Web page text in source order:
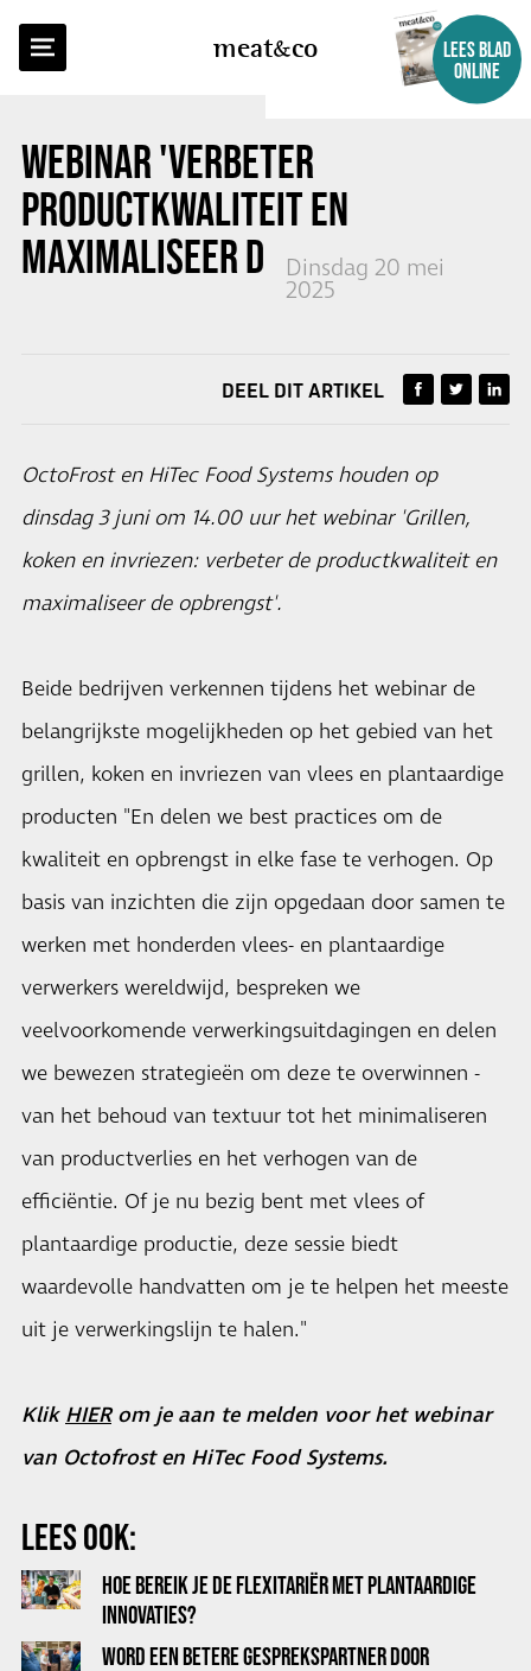
meatco
LEES BLAD
ONLINE
WEBINAR 'VERBETER
PRODUCTKWALITEIT EN
MAXIMALISEER DE OPBRENGST'
Dinsdag 20 mei
2025
TERUG NAAR OVERZICHT
DEEL DIT ARTIKEL
OctoFrost en HiTec Food Systems houden op
dinsdag 3 juni om 14.00 uur het webinar 'Grillen,
koken en invriezen: verbeter de productkwaliteit en
maximaliseer de opbrengst'.
Beide bedrijven verkennen tijdens het webinar de
belangrijkste mogelijkheden op het gebied van het
grillen, koken en invriezen van vlees en plantaardige
producten "En delen we best practices om de
kwaliteit en opbrengst in elke fase te verhogen. Op
basis van inzichten die zijn opgedaan door samen te
werken met honderden vlees- en plantaardige
verwerkers wereldwijd, bespreken we
veelvoorkomende verwerkingsuitdagingen en delen
we bewezen strategieën om deze te overwinnen -
van het behoud van textuur tot het minimaliseren
van productverlies en het verhogen van de
efficiëntie. Of je nu bezig bent met vlees of
plantaardige productie, deze sessie biedt
waardevolle handvatten om je te helpen het meeste
uit je verwerkingslijn te halen."
KlikHIERom je aan te melden voor het webinar
van Octofrost en HiTec Food Systems.
LEES OOK:
HOE BEREIK JE DE FLEXITARIËR MET PLANTAARDIGE
INNOVATIES?
WORD EEN BETERE GESPREKSPARTNER DOOR